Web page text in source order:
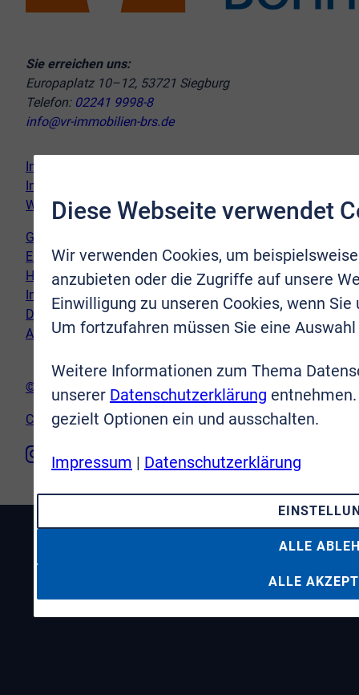
Sie erreichen uns:
Europaplatz 10–12, 53721 Siegburg
Telefon: 02241 9998-8
info@vr-immobilien-brs.de
Immobilie verkaufen
Immobilie kaufen
Wir vor Ort
Genderhinweis
Erklärung zur Barrierefreiheit
Hinweispflicht Newsletter
Impressum
Datenschutz
AGB
© VR-Immobilien Bonn Rhein-Sieg GmbH
Cookie-Einstellungen
Diese Webseite verwendet
Wir verwenden Cookies, um
anzubieten oder die Zugriffe auf unsere
Einwilligung zu unseren Cookies, wenn
Um fortzufahren müssen Sie eine
Weitere Informationen zum Thema
unserer Datenschutzerklärung
gezielt Optionen ein und ausschalten.
Impressum | Datenschutzerklärung
ALLE
ALLE